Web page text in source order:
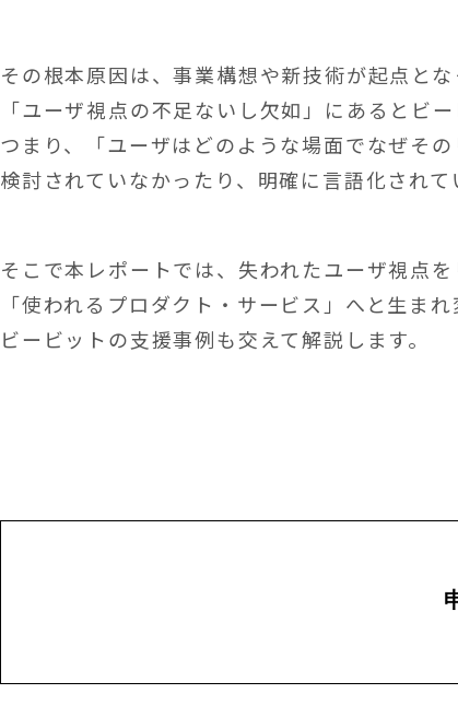
その根本原因は、事業構想や新技術が起点と
「ユーザ視点の不足ないし欠如」にあるとビー
つまり、「ユーザはどのような場面でなぜそ
検討されていなかったり、明確に言語化されて
そこで本レポートでは、失われたユーザ視点を
「使われるプロダクト・サービス」へと生ま
ビービットの支援事例も交えて解説します。